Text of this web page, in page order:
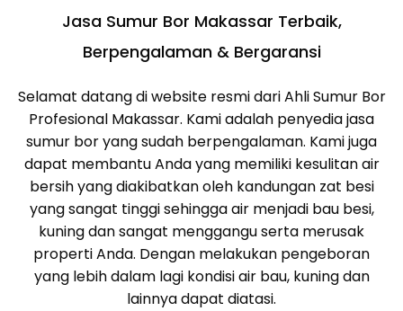
Jasa Sumur Bor Makassar Terbaik,
Berpengalaman & Bergaransi
Selamat datang di website resmi dari Ahli Sumur Bor
Profesional Makassar. Kami adalah penyedia jasa
sumur bor yang sudah berpengalaman. Kami juga
dapat membantu Anda yang memiliki kesulitan air
bersih yang diakibatkan oleh kandungan zat besi
yang sangat tinggi sehingga air menjadi bau besi,
kuning dan sangat menggangu serta merusak
properti Anda. Dengan melakukan pengeboran
yang lebih dalam lagi kondisi air bau, kuning dan
lainnya dapat diatasi.